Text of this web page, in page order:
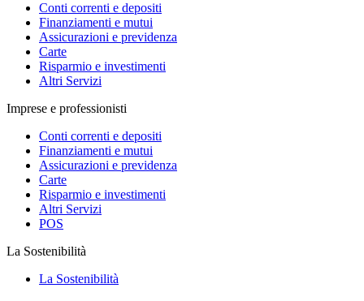
Conti correnti e depositi
Finanziamenti e mutui
Assicurazioni e previdenza
Carte
Risparmio e investimenti
Altri Servizi
Imprese e professionisti
Conti correnti e depositi
Finanziamenti e mutui
Assicurazioni e previdenza
Carte
Risparmio e investimenti
Altri Servizi
POS
La Sostenibilità
La Sostenibilità